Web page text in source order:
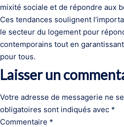
mixité sociale et de répondre aux
Ces tendances soulignent
le secteur du logement pour
contemporains tout en
pour tous.
Laisser un
Votre adresse de messagerie ne
obligatoires sont indiqués avec *
Commentaire *